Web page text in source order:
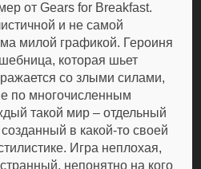
от Gears for Breakfast.
и не самой
милой графикой. Героиня
которая шьет
со злыми силами,
по многочисленным
такой мир – отдельный
в какой-то своей
Игра неплохая,
непонятно на кого